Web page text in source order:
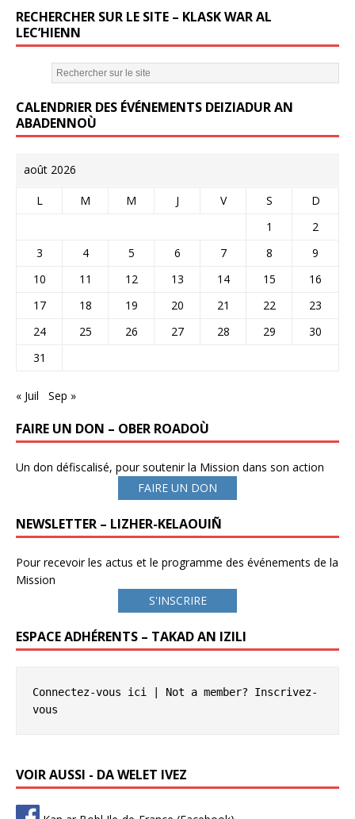
k
RECHERCHER SUR LE SITE – KLASK WAR AL
LEC’HIENN
CALENDRIER DES ÉVÉNEMENTS DEIZIADUR AN
ABADENNOÙ
août 2026
L M M J V S
D
1
2
3
4 5 6 7 8
9
10
11 12 13 14 15
16
17
18 19 20 21 22
23
24
25 26 27 28 29
30
31
« Juil Sep »
FAIRE UN DON – OBER ROADOÙ
Un don défiscalisé, pour soutenir la Mission dans son action
FAIRE UN DON
NEWSLETTER – LIZHER-KELAOUIÑ
Pour recevoir les actus et le programme des événements de la
Mission
S'INSCRIRE
ESPACE ADHÉRENTS – TAKAD AN IZILI
Connectez-vous ici | Not a member? Inscrivez-
vous
VOIR AUSSI - DA WELET IVEZ